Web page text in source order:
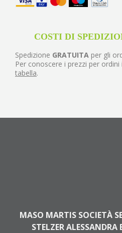
COSTI DI
Spedizione GRATUITA per gli
Per conoscere i prezzi per
tabella.
MASO MARTIS SOCIETÀ
STELZER